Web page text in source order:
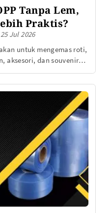
Tanpa Lem,
Praktis?
Jul 2026
untuk mengemas roti,
aksesori, dan souvenir
serta rapi. Saat
akan menemukan dua
tanpa lem. Lalu, OPP
yang lebih praktis?